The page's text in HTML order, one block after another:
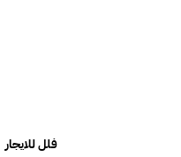
فلل للايجار